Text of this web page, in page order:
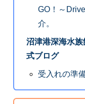
GO！～
介。
沼津港深海水
式ブログ
受入れの準備